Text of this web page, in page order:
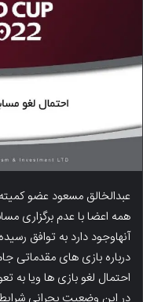
عبدالخالق مسعود عضو
همه اعضا با عدم برگزاری
آنهاوجود دارد به توافق
احتمال لغو بازی ها ویا به